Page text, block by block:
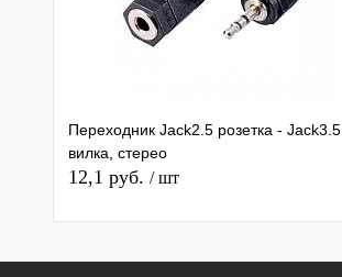
Переходник Jack2.5 розетка - Jack3.5
вилка, стерео
12,1 руб. / шт